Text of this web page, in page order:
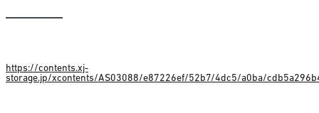
https://contents.xj-
storage.jp/xcontents/AS03088/e87226ef/52b7/4dc5/a0ba/